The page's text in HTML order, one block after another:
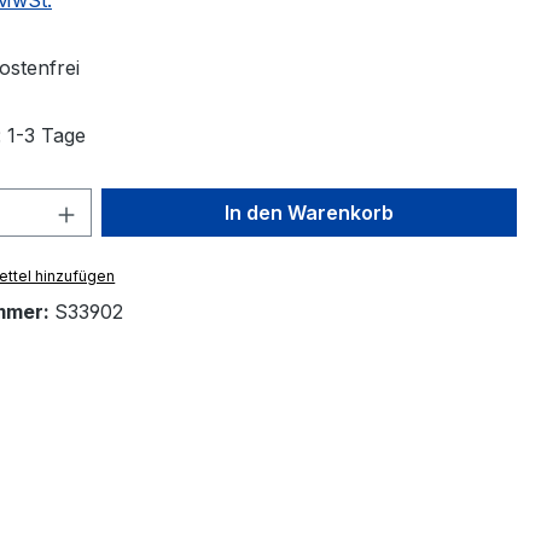
3 Tage
Anzahl: Gib den gewünschten Wert
In den Warenkorb
hinzufügen
S33902